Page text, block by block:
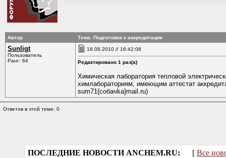
Автор Тема: Подготовка к аккредитации
Sunligt
Пользователь
Ранг: 64
18.08.2010 // 16:42:08
Редактировано 1 раз(а)
Химическая лаборатория тепловой
химлабораториям, имеющим аттестат
sum71{coбaчkа}mail.ru)
Ответов в этой теме: 0
ПОСЛЕДНИЕ НОВОСТИ ANCHEM.RU: [ Все